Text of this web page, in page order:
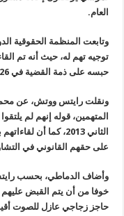
العام.
حبسه على ذمة القضية في 26 من الشهر ذاته
ونقلت رايتس ووتش، عن
المتهمين، قوله إنهم لم
الثاني2013، كما أن
على حقهم القانوني في
وأضاف الدماطي، بحسب
خوفا من أن يتم القبض عليهم
حاجز زجاجي عازل للصوت